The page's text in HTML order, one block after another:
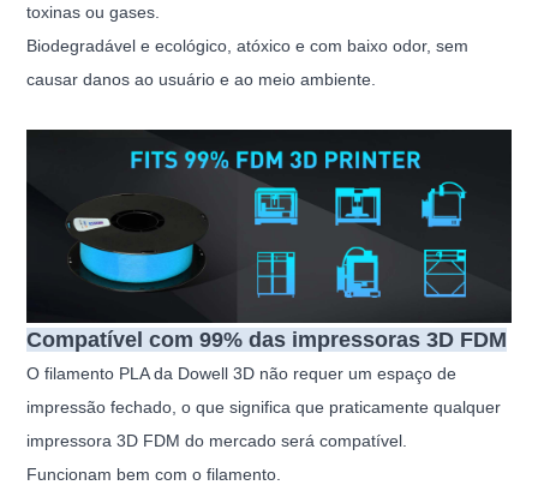
toxinas ou gases.
Biodegradável e ecológico, atóxico e com baixo odor, sem
causar danos ao usuário e ao meio ambiente.
Compatível com 99% das impressoras 3D FDM
O filamento PLA da Dowell 3D não requer um espaço de
impressão fechado, o que significa que praticamente qualquer
impressora 3D FDM do mercado será compatível.
Funcionam bem com o filamento.